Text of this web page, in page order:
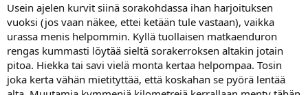
Usein ajelen kurvit siinä sorakohdassa ihan harjoituksen
vuoksi (jos vaan näkee, ettei ketään tule vastaan), vaikka
urassa menis helpommin. Kyllä tuollaisen matkaenduron
rengas kummasti löytää sieltä sorakerroksen altakin jotain
pitoa. Hiekka tai savi vielä monta kertaa helpompaa. Tosin
joka kerta vähän mietityttää, että koskahan se pyörä lentää